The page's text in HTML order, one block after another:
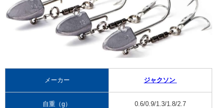
メーカー ジャクソン
自重（g） 0.6/0.9/1.3/1.8/2.7